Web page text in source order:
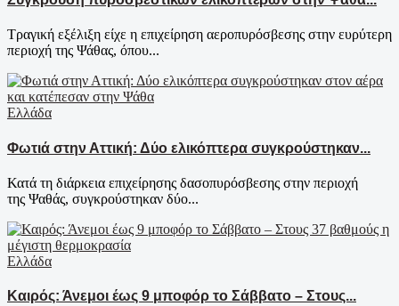
Τραγική εξέλιξη είχε η επιχείρηση αεροπυρόσβεσης στην ευρύτερη
περιοχή της Ψάθας, όπου...
Ελλάδα
Φωτιά στην Αττική: Δύο ελικόπτερα συγκρούστηκαν...
Κατά τη διάρκεια επιχείρησης δασοπυρόσβεσης στην περιοχή
της Ψαθάς, συγκρούστηκαν δύο...
Ελλάδα
Καιρός: Άνεμοι έως 9 μποφόρ το Σάββατο – Στους...